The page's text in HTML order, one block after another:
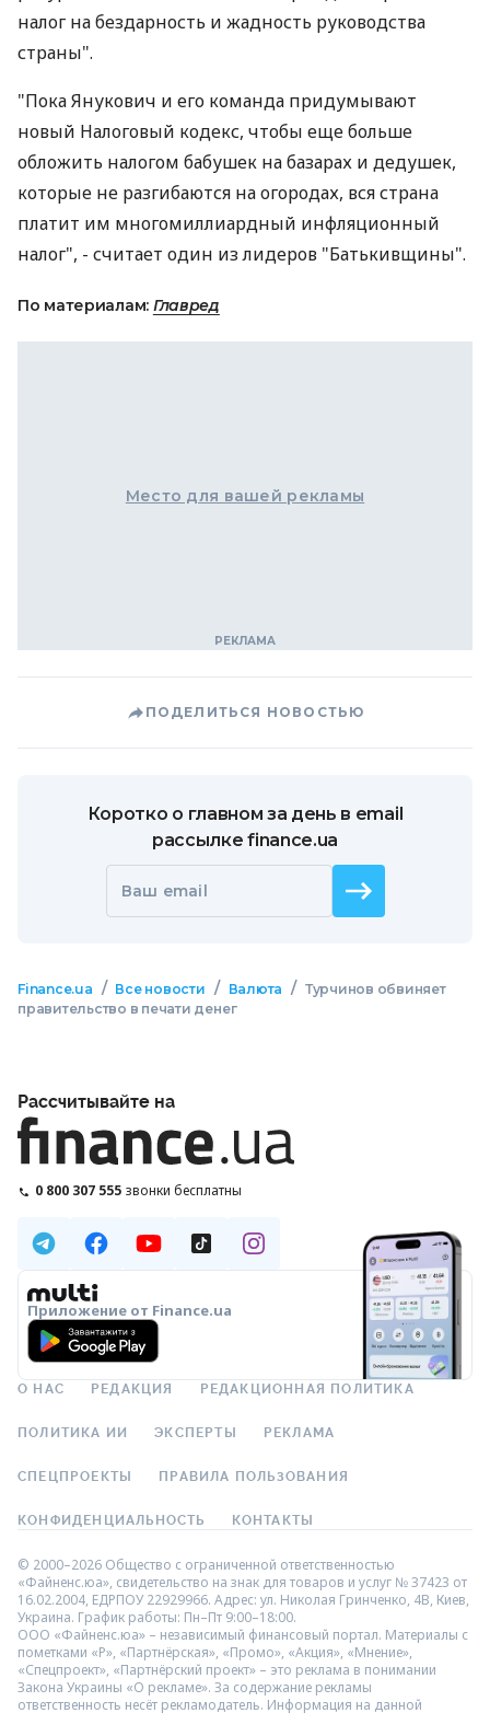
налог на бездарность и жадность руководства
страны".
"Пока Янукович и его команда придумывают
новый Налоговый кодекс, чтобы еще больше
обложить налогом бабушек на базарах и дедушек,
которые не разгибаются на огородах, вся страна
платит им многомиллиардный инфляционный
налог", - считает один из лидеров "Батькивщины".
По материалам: Главред
Место для вашей рекламы
ПОДЕЛИТЬСЯ НОВОСТЬЮ
Коротко о главном за день в email
рассылке finance.ua
Ваш email
Finance.ua / Все новости / Валюта / Турчинов обвиняет
правительство в печати денег
Рассчитывайте на
0 800 307 555 звонки бесплатны
Приложение от Finance.ua
О НАС РЕДАКЦИЯ РЕДАКЦИОННАЯ ПОЛИТИКА
ПОЛИТИКА ИИ ЭКСПЕРТЫ РЕКЛАМА
СПЕЦПРОЕКТЫ ПРАВИЛА ПОЛЬЗОВАНИЯ
КОНФИДЕНЦИАЛЬНОСТЬ КОНТАКТЫ
© 2000–2026 Общество с ограниченной ответственностью
«Файненс.юа», свидетельство на знак для товаров и услуг № 37423 от
16.02.2004, ЕДРПОУ 22929966. Адрес: ул. Николая Гринченко, 4В, Киев,
Украина. График работы: Пн–Пт 9:00–18:00.
ООО «Файненс.юа» – независимый финансовый портал. Материалы с
пометками «Р», «Партнёрская», «Промо», «Акция», «Мнение»,
«Спецпроект», «Партнёрский проект» – это реклама в понимании
Закона Украины «О рекламе». За содержание рекламы
ответственность несёт рекламодатель. Информация на данной